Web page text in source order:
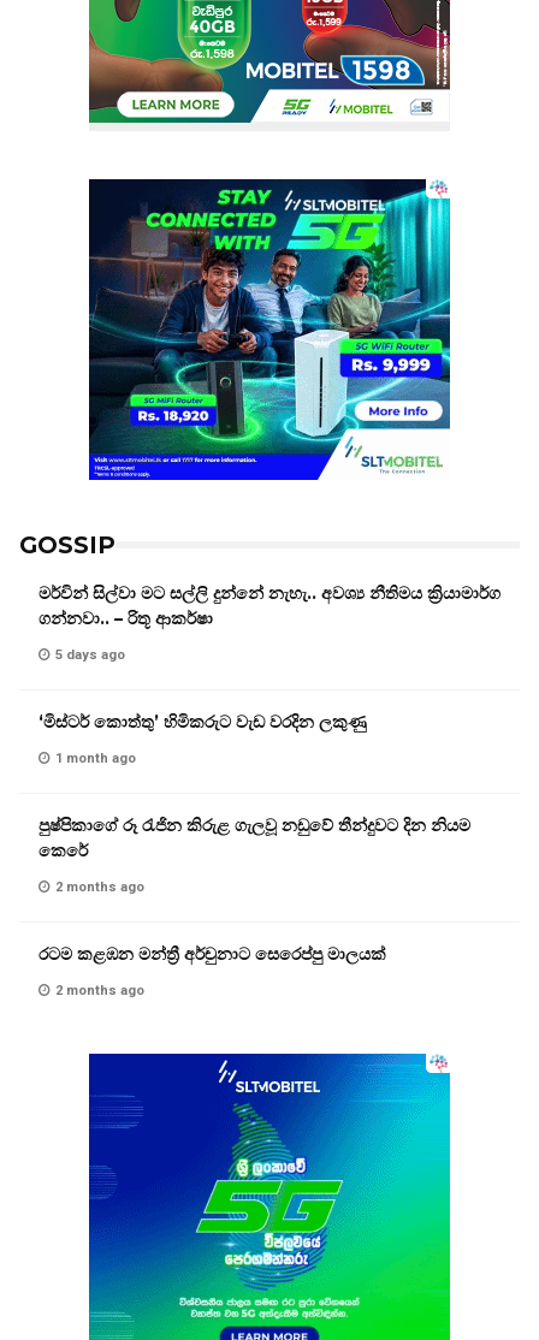
GOSSIP
මර්වින් සිල්වා මට සල්ලි දුන්නේ නැහැ.. අවශ්‍ය නීතිමය ක්‍රියාමාර්ග
ගන්නවා.. – රිතූ ආකර්ෂා
5 days ago
‘මිස්ටර් කොත්තු’ හිමිකරුට වැඩ වරදින ලකුණු
1 month ago
පුෂ්පිකාගේ රූ රැජින කිරුළ ගැලවූ නඩුවේ තීන්දුවට දින නියම
කෙරේ
2 months ago
රටම කළඹන මන්ත්‍රී අර්චුනාට සෙරෙප්පු මාලයක්
2 months ago